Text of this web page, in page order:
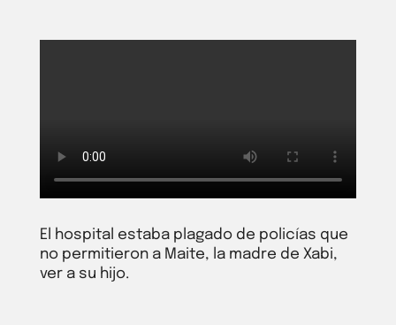
El hospital estaba plagado de policías que
no permitieron a Maite, la madre de Xabi,
ver a su hijo.